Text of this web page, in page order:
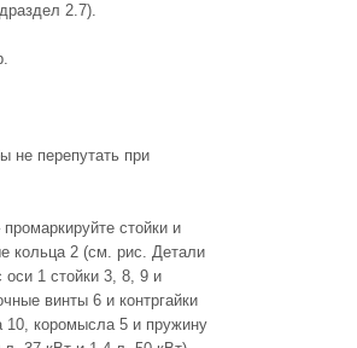
2.7).
не перепутать при
стойки и
кольца 2 (см. рис. Детали
1 стойки 3, 8, 9 и
винты 6 и контргайки
10, коромысла 5 и пружину